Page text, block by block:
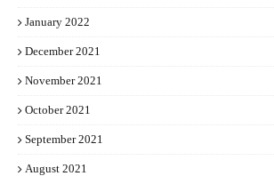
January 2022
December 2021
November 2021
October 2021
September 2021
August 2021